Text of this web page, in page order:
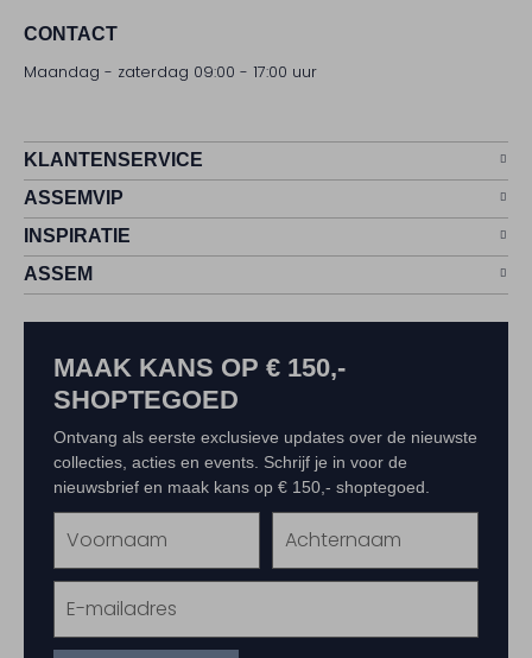
CONTACT
Maandag - zaterdag 09:00 - 17:00 uur
KLANTENSERVICE
ASSEMVIP
INSPIRATIE
ASSEM
MAAK KANS OP € 150,-
SHOPTEGOED
Ontvang als eerste exclusieve updates over de nieuwste
collecties, acties en events. Schrijf je in voor de
nieuwsbrief en maak kans op € 150,- shoptegoed.